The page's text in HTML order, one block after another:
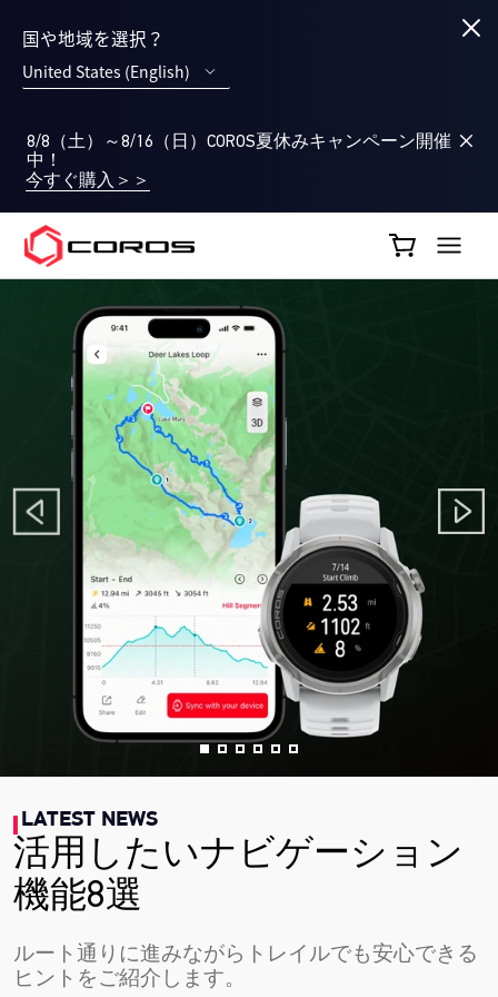
国や地域を選択？
United States (English)
8/8（土）～8/16（日）COROS夏休みキャンペーン開催
中！
今すぐ購入＞＞
COROS JP
LATEST NEWS
活用したいナビゲーション
機能8選
ルート通りに進みながらトレイルでも安心できる
ヒントをご紹介します。